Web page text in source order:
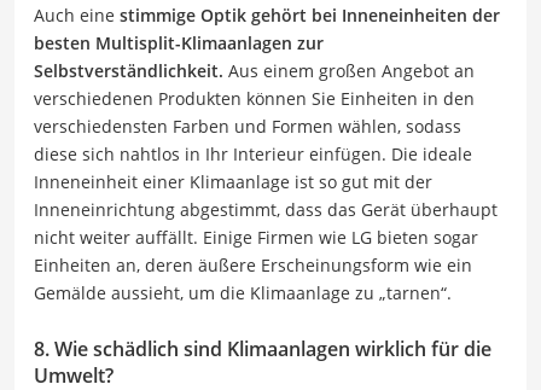
Auch eine stimmige Optik gehört bei Inneneinheiten der
besten Multisplit-Klimaanlagen zur
Selbstverständlichkeit. Aus einem großen Angebot an
verschiedenen Produkten können Sie Einheiten in den
verschiedensten Farben und Formen wählen, sodass
diese sich nahtlos in Ihr Interieur einfügen. Die ideale
Inneneinheit einer Klimaanlage ist so gut mit der
Inneneinrichtung abgestimmt, dass das Gerät überhaupt
nicht weiter auffällt. Einige Firmen wie LG bieten sogar
Einheiten an, deren äußere Erscheinungsform wie ein
Gemälde aussieht, um die Klimaanlage zu „tarnen“.
8. Wie schädlich sind Klimaanlagen wirklich für die
Umwelt?